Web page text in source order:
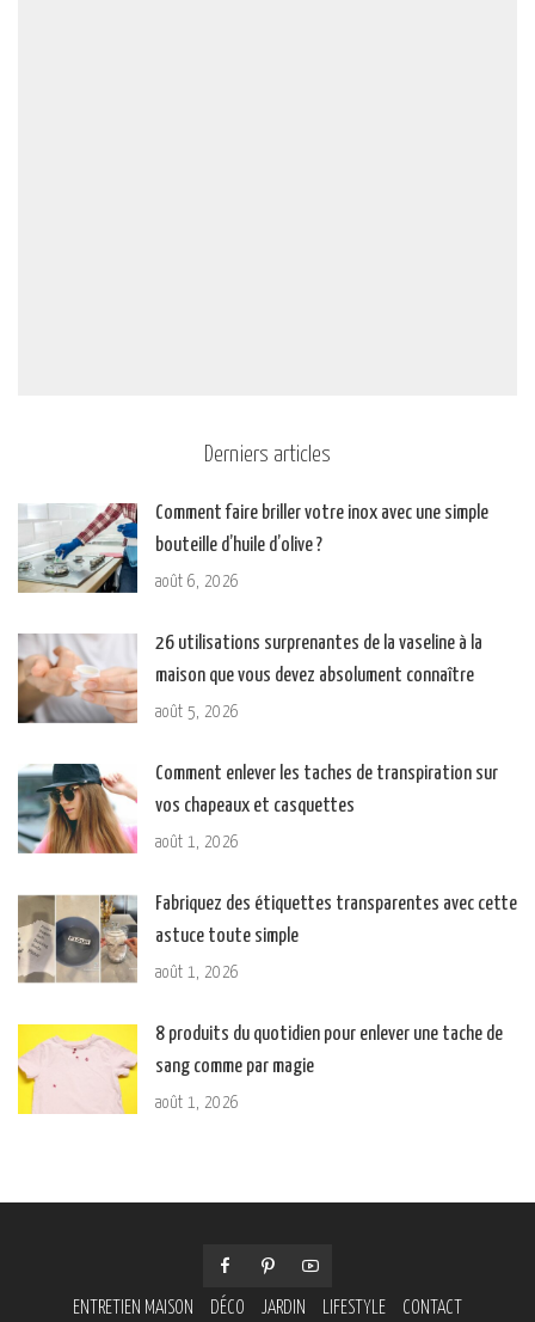
Derniers articles
Comment faire briller votre inox avec une simple
bouteille d’huile d’olive ?
août 6, 2026
26 utilisations surprenantes de la vaseline à la
maison que vous devez absolument connaître
août 5, 2026
Comment enlever les taches de transpiration sur
vos chapeaux et casquettes
août 1, 2026
Fabriquez des étiquettes transparentes avec cette
astuce toute simple
août 1, 2026
8 produits du quotidien pour enlever une tache de
sang comme par magie
août 1, 2026
ENTRETIEN MAISON DÉCO JARDIN LIFESTYLE CONTACT